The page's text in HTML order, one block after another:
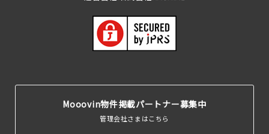
Mooovin物件掲載パートナー募集中
管理会社さまはこちら